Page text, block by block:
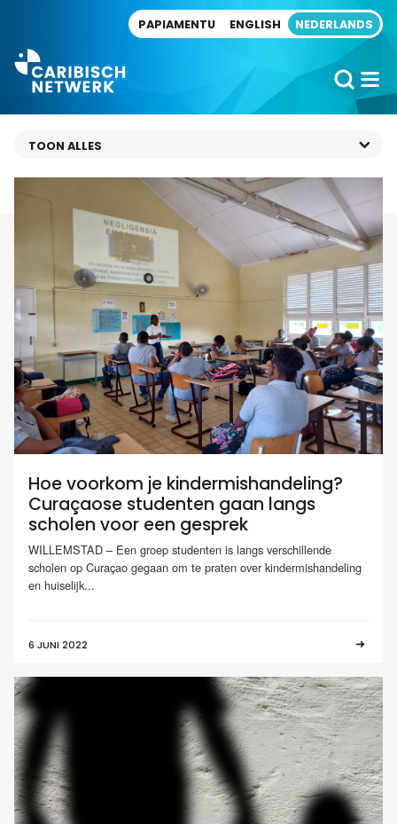
PAPIAMENTU ENGLISH NEDERLANDS
Hoe voorkom je kindermishandeling?
Curaçaose studenten gaan langs
scholen voor een gesprek
WILLEMSTAD – Een groep studenten is langs verschillende
scholen op Curaçao gegaan om te praten over kindermishandeling
en huiselijk...
6 JUNI 2022